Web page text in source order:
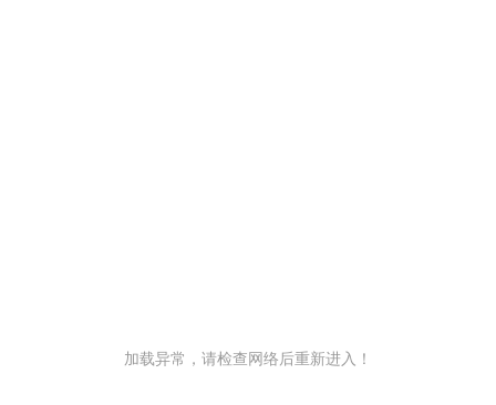
加载异常，请检查网络后重新进入！